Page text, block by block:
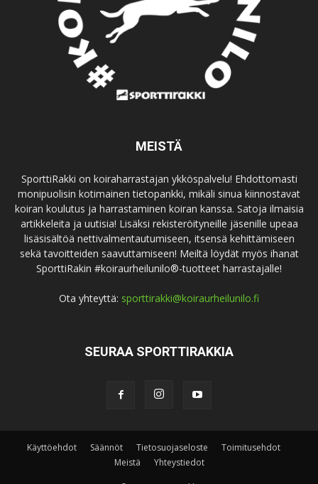
MEISTÄ
SporttiRakki on koiraharrastajan ykköspalvelu! Ehdottomasti
monipuolisin kotimainen tietopankki, mikäli sinua kiinnostavat
koiran koulutus ja harrastaminen koiran kanssa. Satoja ilmaisia
artikkeleita ja uutisia! Lisäksi rekisteröityneille jäsenille upeaa
lisäsisältöä nettivalmentautumiseen, itsensä kehittämiseen
sekä tavoitteiden saavuttamiseen! Meiltä löydät myös ihanat
SporttiRakin #koiraurheilunilo®-tuotteet harrastajalle!
Ota yhteyttä: sporttirakki@koiraurheilunilo.fi
SEURAA SPORTTIRAKKIA
Käyttöehdot Säännöt Tietosuojaseloste
Toimitusehdot
Meistä
Yhteystiedot